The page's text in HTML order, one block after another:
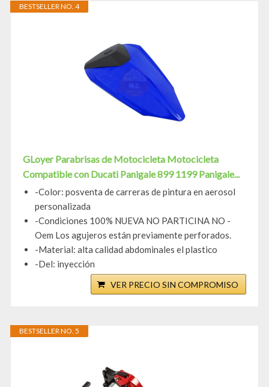
BESTSELLER NO. 4
GLoyer Parabrisas de Motocicleta Motocicleta
Compatible con Ducati Panigale 899 1199 Panigale...
-Color: posventa de carreras de pintura en aerosol
personalizada
-Condiciones 100% NUEVA NO PARTICINA NO -
Oem Los agujeros están previamente perforados.
-Material: alta calidad abdominales el plastico
-Del: inyección
VER PRECIO SIN COMPROMISO
BESTSELLER NO. 5